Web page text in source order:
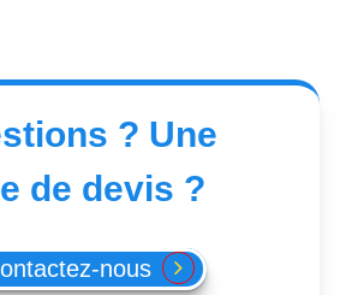
? Une
de devis ?
nous